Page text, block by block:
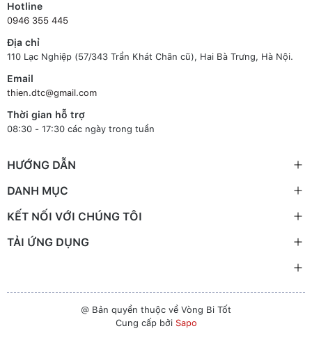
Hotline
0946 355 445
Địa chỉ
110 Lạc Nghiệp (57/343 Trần Khát Chân cũ), Hai Bà Trưng, Hà Nội.
Email
thien.dtc@gmail.com
Thời gian hỗ trợ
08:30 - 17:30 các ngày trong tuần
HƯỚNG DẪN
DANH MỤC
KẾT NỐI VỚI CHÚNG TÔI
TẢI ỨNG DỤNG
@ Bản quyền thuộc về Vòng Bi Tốt
Cung cấp bởi Sapo